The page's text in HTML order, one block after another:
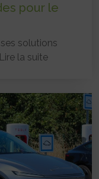
pour le
solutions
Lire la suite